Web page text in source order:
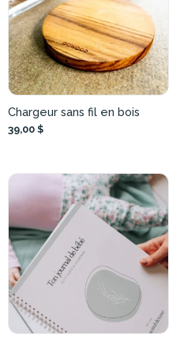
Chargeur sans fil en bois
39,00 $